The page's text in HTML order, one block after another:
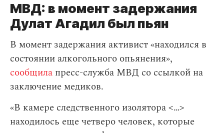
МВД: в момент задержания
Дулат Агадил был пьян
В момент задержания активист «находился в
состоянии алкогольного опьянения»,
сообщила пресс-служба МВД cо ссылкой на
заключение медиков.
«В камере следственного изолятора <…>
находилось еще четверо человек, которые